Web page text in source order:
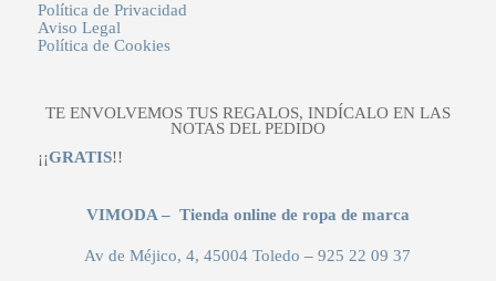
Política de Privacidad
Aviso Legal
Política de Cookies
TE ENVOLVEMOS TUS REGALOS, INDÍCALO EN LAS
NOTAS DEL PEDIDO
¡¡GRATIS!!
VIMODA – Tienda online de ropa de marca
Av de Méjico, 4, 45004 Toledo –925 22 09 37